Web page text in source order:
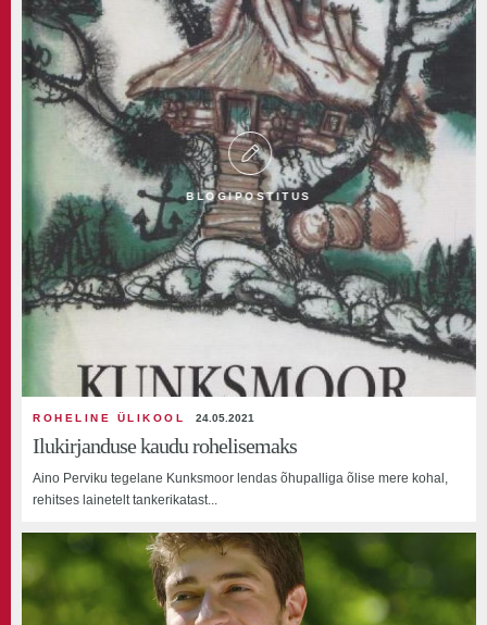
BLOGIPOSTITUS
ROHELINE ÜLIKOOL 24.05.2021
Ilukirjanduse kaudu rohelisemaks
Aino Perviku tegelane Kunksmoor lendas õhupalliga õlise mere kohal,
rehitses lainetelt tankerikatast...